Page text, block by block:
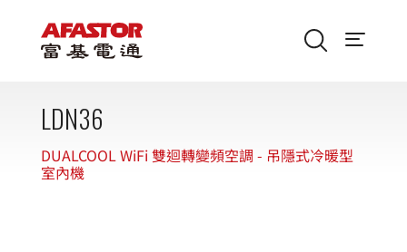
LDN36
DUALCOOL WiFi 雙迴轉變頻空調 - 吊隱式冷暖型
室內機